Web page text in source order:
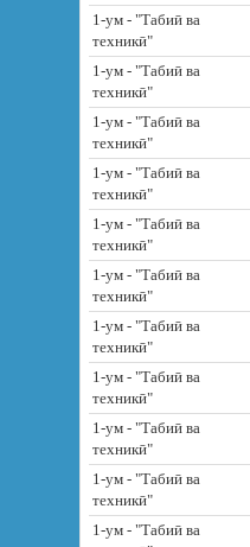
1-ум - "Табиӣ ва
техникӣ"
1-ум - "Табиӣ ва
техникӣ"
1-ум - "Табиӣ ва
техникӣ"
1-ум - "Табиӣ ва
техникӣ"
1-ум - "Табиӣ ва
техникӣ"
1-ум - "Табиӣ ва
техникӣ"
1-ум - "Табиӣ ва
техникӣ"
1-ум - "Табиӣ ва
техникӣ"
1-ум - "Табиӣ ва
техникӣ"
1-ум - "Табиӣ ва
техникӣ"
1-ум - "Табиӣ ва